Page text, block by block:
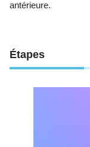
antérieure.
Étapes